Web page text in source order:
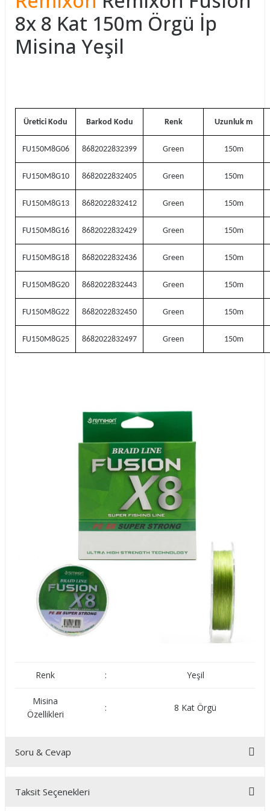
8x 8 Kat 150m Örgü İp
Misina Yeşil
Üretici Kodu Barkod Kodu Renk Uzunluk m
FU150M8G06 8682022832399 Green 150m
FU150M8G10 8682022832405 Green 150m
FU150M8G13 8682022832412 Green 150m
FU150M8G16 8682022832429 Green 150m
FU150M8G18 8682022832436 Green 150m
FU150M8G20 8682022832443 Green 150m
FU150M8G22 8682022832450 Green 150m
FU150M8G25 8682022832497 Green 150m
Renk : Yeşil
Misina
Özellikleri
: 8 Kat Örgü
Soru & Cevap
Taksit Seçenekleri